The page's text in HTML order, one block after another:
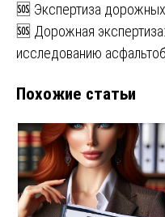
Навигация
по
🆘 Экспертиза
🆘 Дорожная
исследованию
Похожие статьи